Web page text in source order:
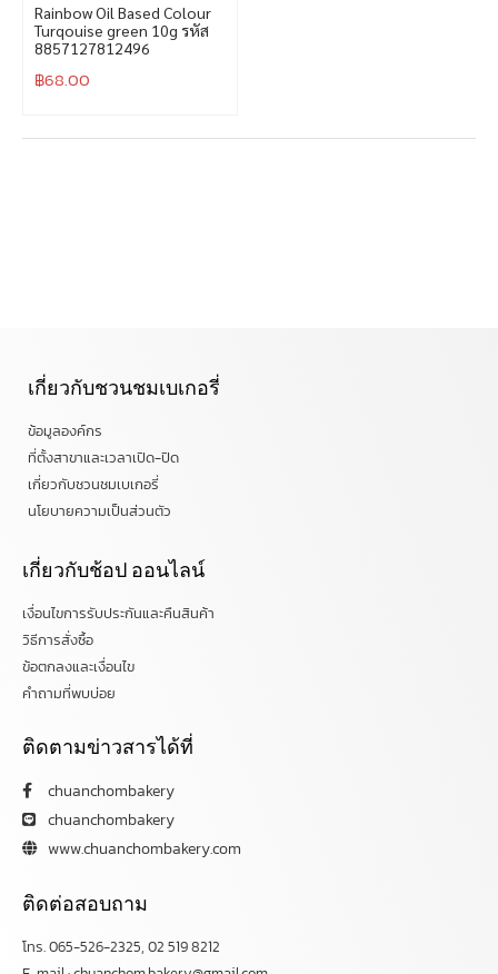
Rainbow Oil Based Colour
Turqouise green 10g รหัส
8857127812496
฿68.00
เกี่ยวกับชวนชมเบเกอรี่
ข้อมูลองค์กร
ที่ตั้งสาขาและเวลาเปิด-ปิด
เกี่ยวกับชวนชมเบเกอรี่
นโยบายความเป็นส่วนตัว
เกี่ยวกับช้อป ออนไลน์
เงื่อนไขการรับประกันและคืนสินค้า
วิธีการสั่งซื้อ
ข้อตกลงและเงื่อนไข
คำถามที่พบบ่อย
ติดตามข่าวสารได้ที่
chuanchombakery
chuanchombakery
www.chuanchombakery.com
ติดต่อสอบถาม
โทร. 065-526-2325, 02 519 8212